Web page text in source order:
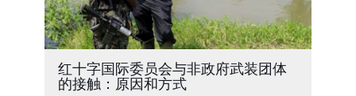
红十字国际委员会与非政府武装团体
的接触：原因和方式